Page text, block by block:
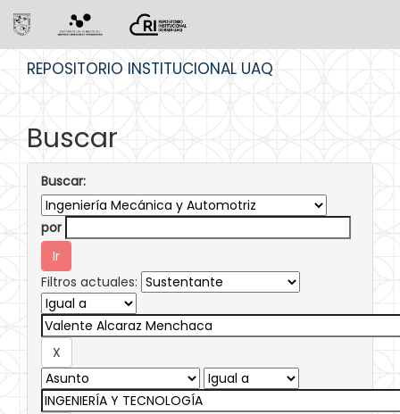
REPOSITORIO INSTITUCIONAL UAQ
Buscar
Buscar:
por
Filtros actuales: